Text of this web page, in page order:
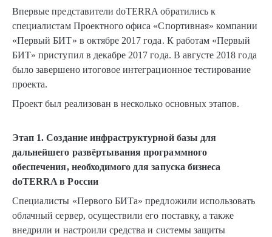
Впервые представители doTERRA обратились к
специалистам Проектного офиса «Спортивная» компании
«Первый БИТ» в октябре 2017 года. К работам «Первый
БИТ» приступил в декабре 2017 года. В августе 2018 года
было завершено итоговое интеграционное тестирование
проекта.
Проект был реализован в несколько основных этапов.
Этап 1. Создание инфраструктурной базы для
дальнейшего развёртывания программного
обеспечения, необходимого для запуска бизнеса
doTERRA в России
Специалисты «Первого БИТа» предложили использовать
облачный сервер, осуществили его поставку, а также
внедрили и настроили средства и системы защиты